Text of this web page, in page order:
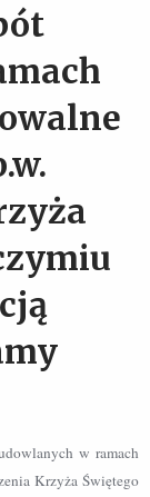
w ramach
Krzyża Świętego